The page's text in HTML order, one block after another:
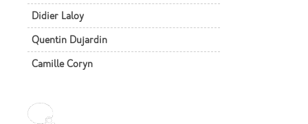
Didier Laloy
Quentin Dujardin
Camille Coryn